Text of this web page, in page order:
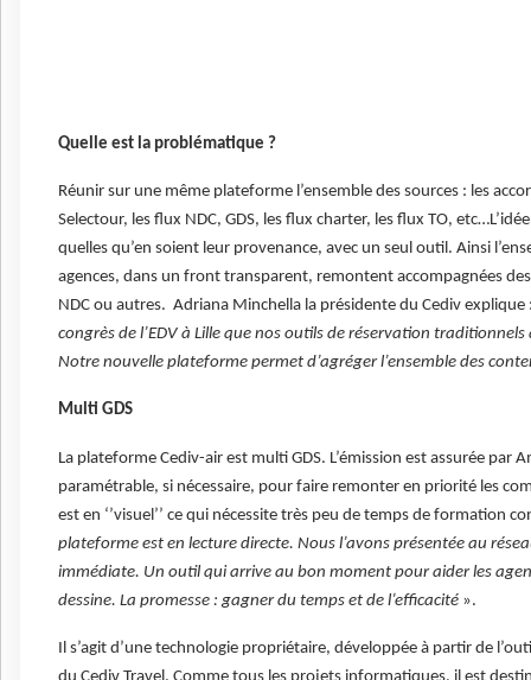
Quelle est la problématique ?
Réunir sur une même plateforme l’ensemble des sources : les
Selectour, les flux NDC, GDS, les flux charter, les flux TO,
quelles qu’en soient leur provenance, avec un seul outil. Ainsi
agences, dans un front transparent, remontent accompagnées
NDC ou autres. Adriana Minchella la présidente du Cediv explique
congrès de l’EDV à Lille que nos outils de réservation
Notre nouvelle plateforme permet d’agréger l’ensemble des
Multi GDS
La plateforme Cediv-air est multi GDS. L’émission est assurée par
paramétrable, si nécessaire, pour faire remonter en priorité les
est en ‘’visuel’’ ce qui nécessite très peu de temps de formation
plateforme est en lecture directe. Nous l’avons présentée au
immédiate. Un outil qui arrive au bon moment pour aider les
dessine. La promesse : gagner du temps et de l’efficacité ».
Il s’agit d’une technologie propriétaire, développée à partir de